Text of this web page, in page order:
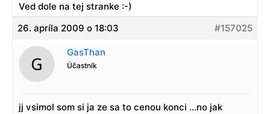
Ved dole na tej stranke :-)
26. apríla 2009 o 18:03
#157025
GasThan
Účastník
jj vsimol som si ja ze sa to cenou konci …no jak